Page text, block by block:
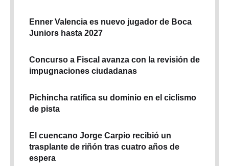
Enner Valencia es nuevo jugador de Boca
Juniors hasta 2027
Concurso a Fiscal avanza con la revisión de
impugnaciones ciudadanas
Pichincha ratifica su dominio en el ciclismo
de pista
El cuencano Jorge Carpio recibió un
trasplante de riñón tras cuatro años de
espera